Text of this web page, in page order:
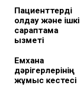
Пациенттерді
қолдау және ішкі
сараптама
қызметі
Емхана
дәрігерлерінің
жұмыс кестесі